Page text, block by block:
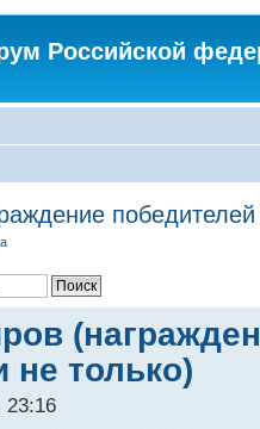
Российской
не только)
23:16